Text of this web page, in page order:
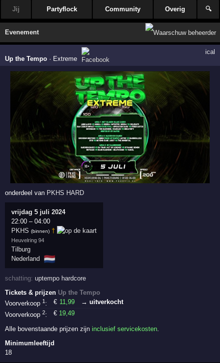
Jij Partyflock Community Overig 🔍
Evenement
Up the Tempo · Extreme
ical
onderdeel van PKHS HARD
vrijdag 5 juli 2024
22:00 –04:00
PKHS (binnen) †
Heuvelring 94
Tilburg
Nederland
🇳🇱
schatting:uptempo hardcore
Tickets & prijzen Up the Tempo
Voorverkoop1 : € 11 ,99
→ uitverkocht
Voorverkoop2: € 19 ,49
Alle bovenstaande prijzen zijninclusief servicekosten.
Minimumleeftijd
18